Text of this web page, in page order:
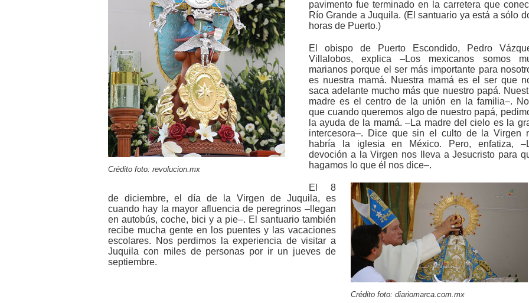
Crédito foto: revolucion.mx
pavimento fue terminado en la carretera que
Río Grande a Juquila. (El santuario ya está a sólo
horas de Puerto.)
El obispo de Puerto Escondido, Pedro
Villalobos, explica –Los mexicanos somos
marianos porque el ser más importante para
es nuestra mamá. Nuestra mamá es el ser que
saca adelante mucho más que nuestro papá.
madre es el centro de la unión en la familia–.
que cuando queremos algo de nuestro papá,
la ayuda de la mamá. –La madre del cielo es la
intercesora–. Dice que sin el culto de la Virgen
habría la iglesia en México. Pero, enfatiza,
devoción a la Virgen nos lleva a Jesucristo para
hagamos lo que él nos dice–.
Crédito foto: diariomarca.com.mx
El 8
de diciembre, el día de la Virgen de Juquila, es
cuando hay la mayor afluencia de peregrinos –llegan
en autobús, coche, bici y a pie–. El santuario también
recibe mucha gente en los puentes y las vacaciones
escolares. Nos perdimos la experiencia de visitar a
Juquila con miles de personas por ir un jueves de
septiembre.